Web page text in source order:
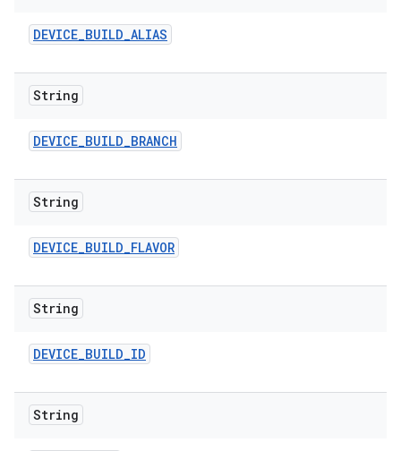
DEVICE_BUILD_ALIAS
String
DEVICE_BUILD_BRANCH
String
DEVICE_BUILD_FLAVOR
String
DEVICE_BUILD_ID
String